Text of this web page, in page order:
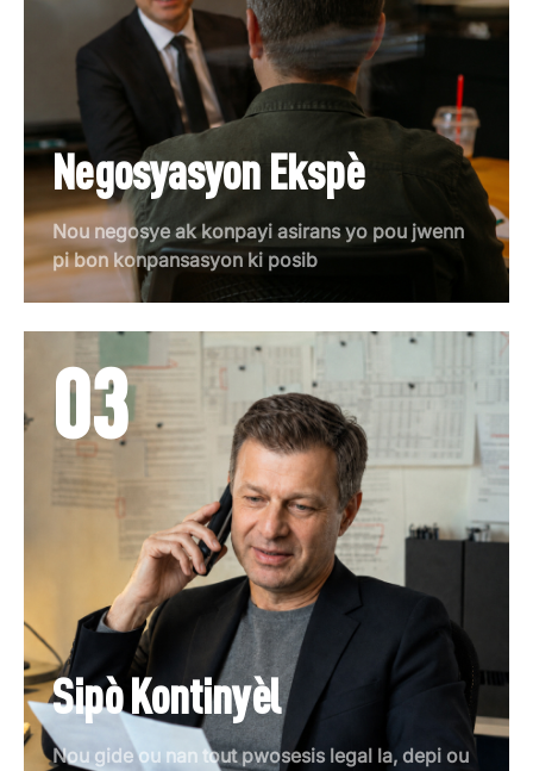
Negosyasyon Ekspè
Nou negosye ak konpayi asirans yo pou jwenn
pi bon konpansasyon ki posib
03
Sipò Kontinyèl
Nou gide ou nan tout pwosesis legal la, depi ou